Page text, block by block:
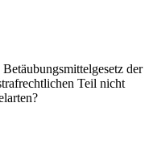
der
Teil nicht